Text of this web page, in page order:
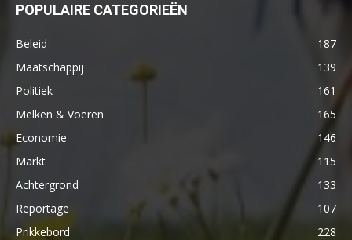
POPULAIRE CATEGORIEËN
Beleid
187
Maatschappij
139
Politiek
161
Melken & Voeren
165
Economie
146
Markt
115
Achtergrond
133
Reportage
107
Prikkebord
228